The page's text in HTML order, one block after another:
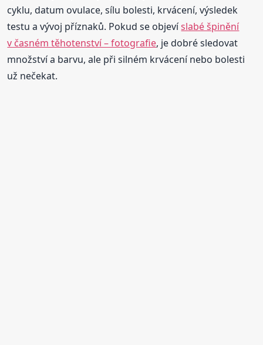
cyklu, datum ovulace, sílu bolesti, krvácení, výsledek
testu a vývoj příznaků. Pokud se objevíslabé špinění
v časném těhotenství – fotografie, je dobré sledovat
množství a barvu, ale při silném krvácení nebo bolesti
už nečekat.